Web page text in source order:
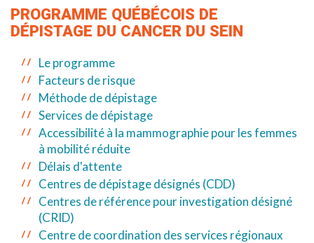
PROGRAMME QUÉBÉCOIS DE
DÉPISTAGE DU CANCER DU SEIN
Le programme
Facteurs de risque
Méthode de dépistage
Services de dépistage
Accessibilité à la mammographie pour les femmes
à mobilité réduite
Délais d'attente
Centres de dépistage désignés (CDD)
Centres de référence pour investigation désigné
(CRID)
Centre de coordination des services régionaux